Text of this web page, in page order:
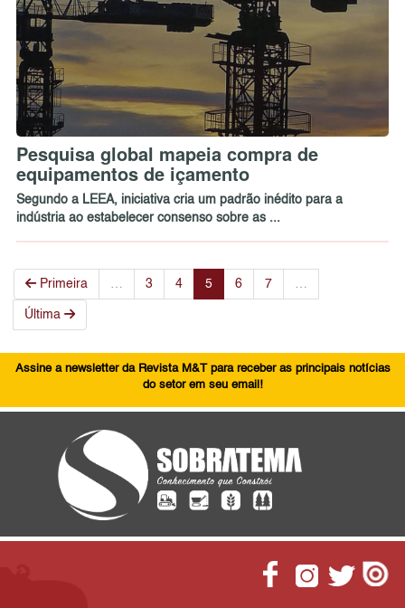
Pesquisa global mapeia compra de
equipamentos de içamento
Segundo a LEEA, iniciativa cria um padrão inédito para a
indústria ao estabelecer consenso sobre as ...
Primeira 3 4 5 6 7
Última
Assine a newsletter da Revista M&T para receber as principais notícias
do setor em seu email!